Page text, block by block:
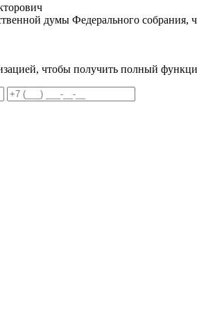
думы Федерального собрания,
чтобы получить полный